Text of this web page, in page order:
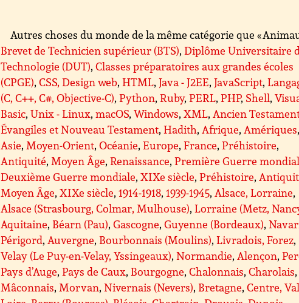
Autres choses du monde de la même catégorie que «
Brevet de Technicien supérieur (BTS),Diplôme Universitaire
Technologie (DUT),Classes préparatoires aux grandes écoles
(CPGE),CSS, Design web,HTML,Java - J2EE,JavaScript,
(C, C++, C#, Objective-C),Python,Ruby,PERL,PHP, Shell,
Basic,Unix - Linux,macOS,Windows,XML, Ancien
Évangiles et Nouveau Testament,Hadith, Afrique, Amériques
Asie, Moyen-Orient,Océanie,Europe,France,Préhistoire,
Antiquité, Moyen Âge,Renaissance,Première Guerre
Deuxième Guerre mondiale,XIXe siècle,Préhistoire,
Moyen Âge,XIXe siècle,1914-1918,1939-1945, Alsace, Lorraine,
Alsace (Strasbourg, Colmar, Mulhouse),Lorraine (Metz,
Aquitaine, Béarn (Pau),Gascogne,Guyenne (Bordeaux),
Périgord, Auvergne, Bourbonnais (Moulins),Livradois, Forez,
Velay (Le Puy-en-Velay, Yssingeaux),Normandie, Alençon,
Pays d’Auge,Pays de Caux, Bourgogne,Chalonnais,Charolais,
Mâconnais, Morvan,Nivernais (Nevers), Bretagne,Centre,